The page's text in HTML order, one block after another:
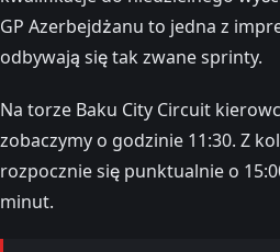
GP Azerbejdżanu to jedna z
odbywają się tak zwane sprinty.
Na torze Baku City Circuit
zobaczymy o godzinie 11:30. Z
rozpocznie się punktualnie o
minut.